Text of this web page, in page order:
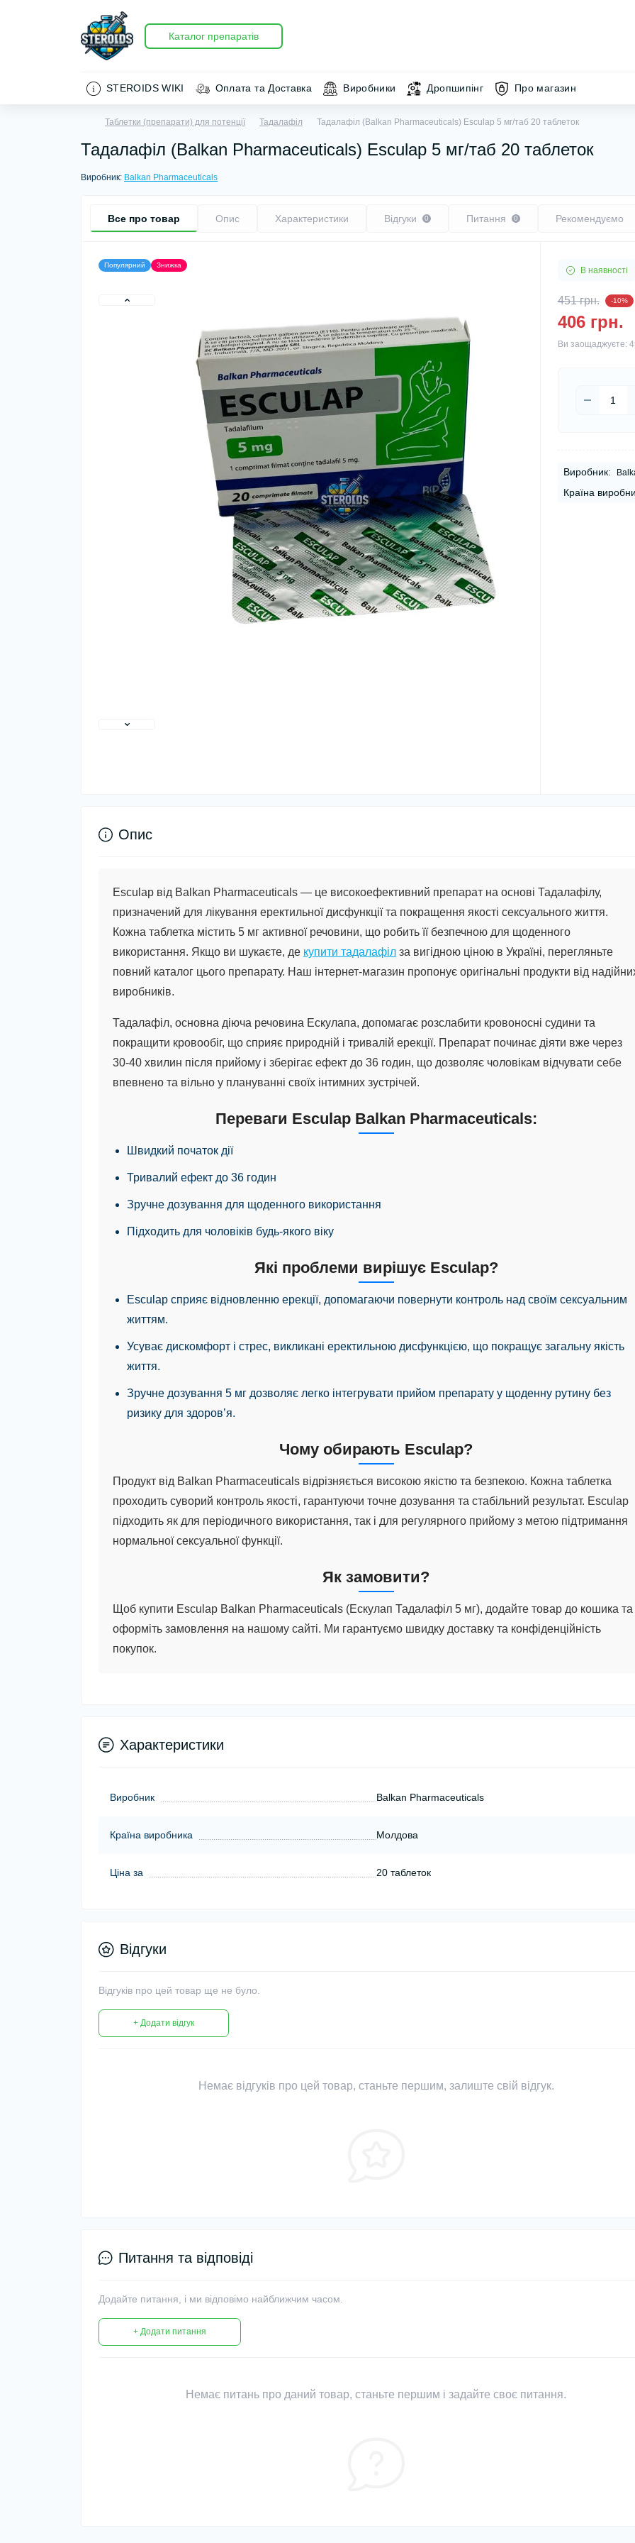
Каталог препаратів
STEROIDS WIKI Оплата та Доставка Виробники Дропшипінг Про магазин
Таблетки (препарати) для потенції Тадалафіл Тадалафіл (Balkan Pharmaceuticals) Esculap 5 мг/таб 20 таблеток
Тадалафіл (Balkan Pharmaceuticals) Esculap 5 мг/таб 20 таблеток
Виробник: Balkan Pharmaceuticals
Все про товар Опис Характеристики Відгуки 0 Питання 0 Рекомендуємо
Популярний Знижка В наявності
451 грн. -10%
406 грн.
Ви заощаджуєте:
Виробник:
Країна
Опис
Esculap від Balkan Pharmaceuticals — це високоефективний препарат на основі Тадалафілу,
призначений для лікування еректильної дисфункції та покращення якості сексуального життя.
Кожна таблетка містить 5 мг активної речовини, що робить її безпечною для щоденного
використання. Якщо ви шукаєте, де купити тадалафіл за вигідною ціною в Україні, перегляньте
повний каталог цього препарату. Наш інтернет-магазин пропонує оригінальні продукти від
виробників.
Тадалафіл, основна діюча речовина Ескулапа, допомагає розслабити кровоносні судини та
покращити кровообіг, що сприяє природній і тривалій ерекції. Препарат починає діяти вже через
30-40 хвилин після прийому і зберігає ефект до 36 годин, що дозволяє чоловікам відчувати себе
впевнено та вільно у плануванні своїх інтимних зустрічей.
Переваги Esculap Balkan Pharmaceuticals:
Швидкий початок дії
Тривалий ефект до 36 годин
Зручне дозування для щоденного використання
Підходить для чоловіків будь-якого віку
Які проблеми вирішує Esculap?
Esculap сприяє відновленню ерекції, допомагаючи повернути контроль над своїм сексуальним
життям.
Усуває дискомфорт і стрес, викликані еректильною дисфункцією, що покращує загальну якість
життя.
Зручне дозування 5 мг дозволяє легко інтегрувати прийом препарату у щоденну рутину без
ризику для здоров’я.
Чому обирають Esculap?
Продукт від Balkan Pharmaceuticals відрізняється високою якістю та безпекою. Кожна таблетка
проходить суворий контроль якості, гарантуючи точне дозування та стабільний результат. Esculap
підходить як для періодичного використання, так і для регулярного прийому з метою підтримання
нормальної сексуальної функції.
Як замовити?
Щоб купити Esculap Balkan Pharmaceuticals (Ескулап Тадалафіл 5 мг), додайте товар до кошика та
оформіть замовлення на нашому сайті. Ми гарантуємо швидку доставку та конфіденційність
покупок.
Характеристики
Виробник Balkan Pharmaceuticals
Країна виробника Молдова
Ціна за 20 таблеток
Відгуки
Відгуків про цей товар ще не було.
+ Додати відгук
Немає відгуків про цей товар, станьте першим, залиште свій відгук.
Питання та відповіді
Додайте питання, і ми відповімо найближчим часом.
+ Додати питання
Немає питань про даний товар, станьте першим і задайте своє питання.